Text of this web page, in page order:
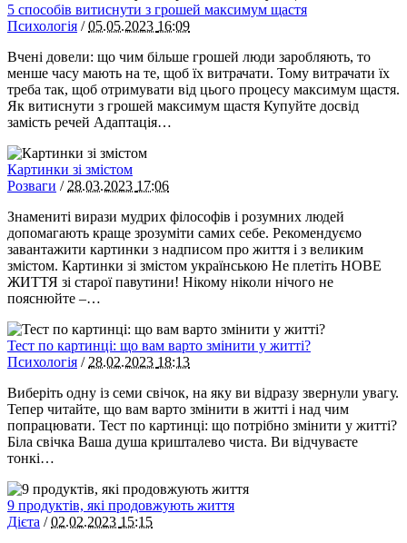
5 способів витиснути з грошей максимум щастя
Психологія /05.05.2023 16:09
Вчені довели: що чим більше грошей люди заробляють, то
менше часу мають на те, щоб їх витрачати. Тому витрачати їх
треба так, щоб отримувати від цього процесу максимум щастя.
Як витиснути з грошей максимум щастя Купуйте досвід
замість речей Адаптація…
Картинки зі змістом
Розваги / 28.03.2023 17:06
Знамениті вирази мудрих філософів і розумних людей
допомагають краще зрозуміти самих себе. Рекомендуємо
завантажити картинки з надписом про життя і з великим
змістом. Картинки зі змістом українською Не плетіть НОВЕ
ЖИТТЯ зі старої павутини! Нікому ніколи нічого не
пояснюйте –…
Тест по картинці: що вам варто змінити у житті?
Психологія / 28.02.2023 18:13
Виберіть одну із семи свічок, на яку ви відразу звернули увагу.
Тепер читайте, що вам варто змінити в житті і над чим
попрацювати. Тест по картинці: що потрібно змінити у житті?
Біла свічка Ваша душа кришталево чиста. Ви відчуваєте
тонкі…
9 продуктів, які продовжують життя
Дієта /02.02.2023 15:15